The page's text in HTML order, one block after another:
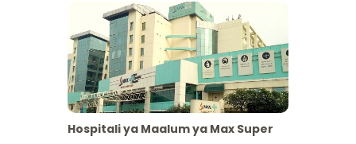
Hospitali ya Maalum ya Max Super